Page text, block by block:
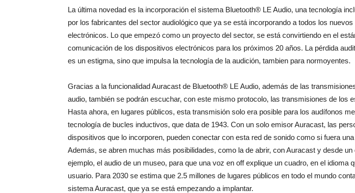
La última novedad es la incorporación el sistema Bluetooth® LE Audio, una tecnología
por los fabricantes del sector audiológico que ya se está incorporando a todos los
electrónicos. Lo que empezó como un proyecto del sector, se está convirtiendo en el
comunicación de los dispositivos electrónicos para los próximos 20 años. La pérdida
es un estigma, sino que impulsa la tecnología de la audición, tambien para normoyentes.
Gracias a la funcionalidad Auracast de Bluetooth® LE Audio, además de las
audio, también se podrán escuchar, con este mismo protocolo, las transmisiones de los
Hasta ahora, en lugares públicos, esta transmisión solo era posible para los audífonos
tecnología de bucles inductivos, que data de 1943. Con un solo emisor Auracast, las
dispositivos que lo incorporen, pueden conectar con esta red de sonido como si fuera
Además, se abren muchas más posibilidades, como la de abrir, con Auracast y desde un
ejemplo, el audio de un museo, para que una voz en off explique un cuadro, en el idioma
usuario. Para 2030 se estima que 2.5 millones de lugares públicos en todo el mundo
sistema Auracast, que ya se está empezando a implantar.